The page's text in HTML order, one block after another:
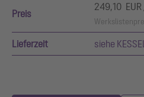
Preis
249,10 EUR
Lieferzeit siehe